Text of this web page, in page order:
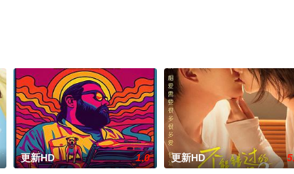
更新HD 1.0 更新HD